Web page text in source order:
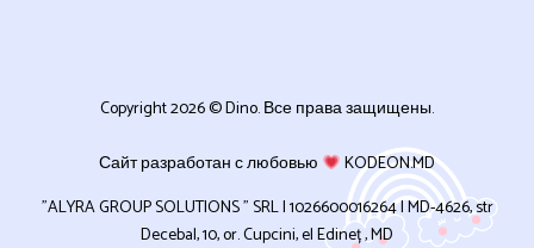
Copyright 2026 © Dino. Все права защищены.
Сайт разработан с любовью
KODEON.MD
”ALYRA GROUP SOLUTIONS ” SRL | 1026600016264 | MD-4626, str
Decebal, 10, or. Cupcini, el Edineț , MD